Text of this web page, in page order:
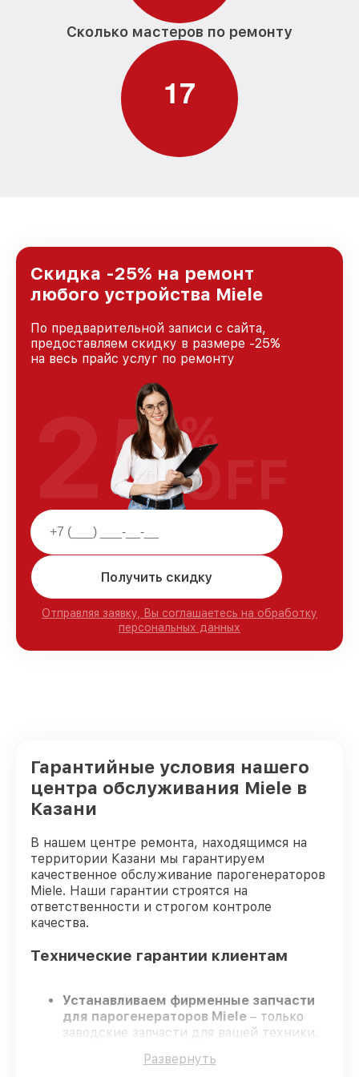
Сколько мастеров по ремонту
17
Скидка -25% на ремонт
любого устройства Miele
По предварительной записи с сайта,
предоставляем скидку в размере -25%
на весь прайс услуг по ремонту
Получить скидку
Отправляя заявку, Вы соглашаетесь на обработку
персональных данных
25%
OFF
Гарантийные условия нашего
центра обслуживания Miele в
Казани
В нашем центре ремонта, находящимся на
территории Казани мы гарантируем
качественное обслуживание парогенераторов
Miele. Наши гарантии строятся на
ответственности и строгом контроле
качества.
Технические гарантии клиентам
Устанавливаем фирменные запчасти
для парогенераторов Miele – только
заводские запчасти для вашей техники.
регулярное обучение, что подтверждает
Развернуть